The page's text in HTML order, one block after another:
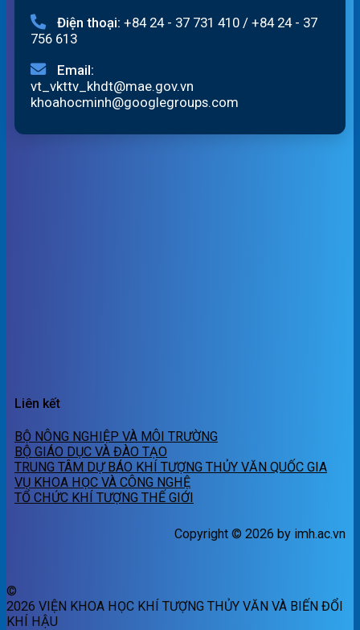
Điện thoại: +84 24 - 37 731 410 / +84 24 - 37
756 613
Email:
vt_vkttv_khdt@mae.gov.vn
khoahocminh@googlegroups.com
Liên kết
BỘ NÔNG NGHIỆP VÀ MÔI TRƯỜNG
BỘ GIÁO DỤC VÀ ĐÀO TẠO
TRUNG TÂM DỰ BÁO KHÍ TƯỢNG THỦY VĂN QUỐC GIA
VỤ KHOA HỌC VÀ CÔNG NGHỆ
TỔ CHỨC KHÍ TƯỢNG THẾ GIỚI
Copyright © 2026 by imh.ac.vn
©
2026 VIỆN KHOA HỌC KHÍ TƯỢNG THỦY VĂN VÀ BIẾN ĐỔI
KHÍ HẬU